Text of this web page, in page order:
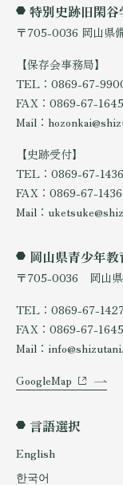
特別史跡旧閑谷
〒705-0036 岡山県
【保存会事務局】
TEL：0869-67-
FAX：0869-67-1645
Mail：
【史跡受付】
TEL：0869-67-1436
FAX：0869-67-1436
Mail：
岡山県青少年
〒705-0036 岡山
TEL：0869-67-
FAX：0869-67-1645
Mail：
GoogleMap
言語選択
English
한국어